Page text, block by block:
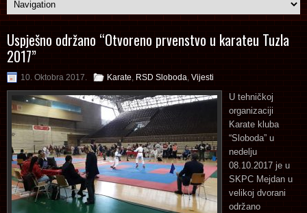
Uspješno održano “Otvoreno prvenstvo u karateu Tuzla
2017”
10. Oktobra 2017. Karate RSD Sloboda Vijesti
U tehničkoj
organizaciji
Karate kluba
“Sloboda” u
nedelju
08.10.2017 je u
SKPC Mejdan u
velikoj dvorani
održano